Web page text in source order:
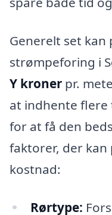
Generelt set kan
strømpeforing i
Y kroner pr.
at indhente
for at få den
faktorer, der kan
kostnad:
Rørtype: